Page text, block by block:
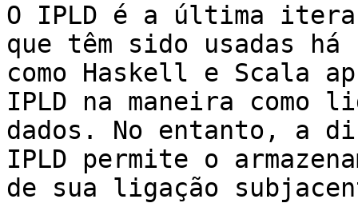
O IPLD é a última
que têm sido usadas há
como Haskell e Scala
IPLD na maneira como
dados. No entanto, a
IPLD permite o
de sua ligação